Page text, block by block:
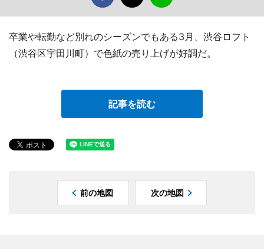
卒業や転勤など別れのシーズンでもある3月、渋谷ロフト
（渋谷区宇田川町）で色紙の売り上げが好調だ。
記事を読む
前の地図 次の地図